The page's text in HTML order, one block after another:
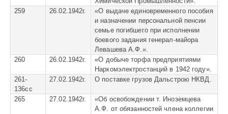
259
26.02.1942г. «О выдаче единовременного пособия
и назначении персональной пенсии
семье погибшего при исполнении
боевого задания генерал-майора
Левашева А.Ф.».
260
26.02.1942г. «О добыче торфа предприятиями
Наркомэлектростанций в 1942 году».
261-
136сс
27.02.1942г. О поставке грузов Дальстрою НКВД.
265 27.02.1942г. «Об освобождении т. Иноземцева
А.Ф. от обязанностей члена коллегии